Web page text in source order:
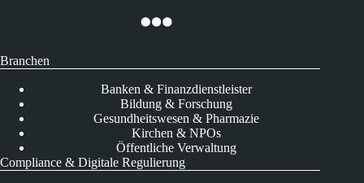
Branchen
Banken & Finanzdienstleister
Bildung & Forschung
Gesundheitswesen & Pharmazie
Kirchen & NPOs
Öffentliche Verwaltung
Compliance & Digitale Regulierung